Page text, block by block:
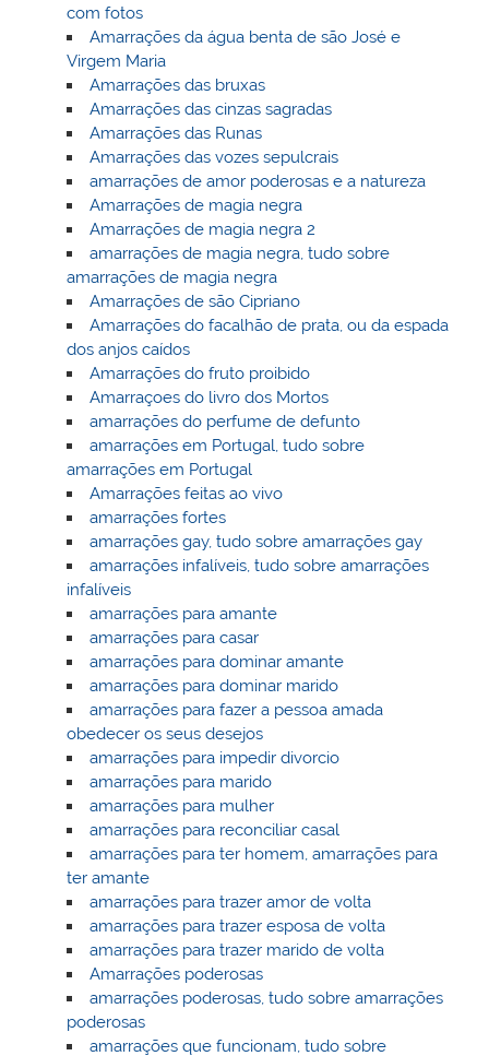
com fotos
Amarrações da água benta de são José e
Virgem Maria
Amarrações das bruxas
Amarrações das cinzas sagradas
Amarrações das Runas
Amarrações das vozes sepulcrais
amarrações de amor poderosas e a natureza
Amarrações de magia negra
Amarrações de magia negra 2
amarrações de magia negra, tudo sobre
amarrações de magia negra
Amarrações de são Cipriano
Amarrações do facalhão de prata, ou da espada
dos anjos caídos
Amarrações do fruto proibido
Amarraçoes do livro dos Mortos
amarrações do perfume de defunto
amarrações em Portugal, tudo sobre
amarrações em Portugal
Amarrações feitas ao vivo
amarrações fortes
amarrações gay, tudo sobre amarrações gay
amarrações infalíveis, tudo sobre amarrações
infalíveis
amarrações para amante
amarrações para casar
amarrações para dominar amante
amarrações para dominar marido
amarrações para fazer a pessoa amada
obedecer os seus desejos
amarrações para impedir divorcio
amarrações para marido
amarrações para mulher
amarrações para reconciliar casal
amarrações para ter homem, amarrações para
ter amante
amarrações para trazer amor de volta
amarrações para trazer esposa de volta
amarrações para trazer marido de volta
Amarrações poderosas
amarrações poderosas, tudo sobre amarrações
poderosas
amarrações que funcionam, tudo sobre